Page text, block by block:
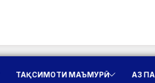
ТАҚСИМОТИ МАЪМУРӢ АЗ